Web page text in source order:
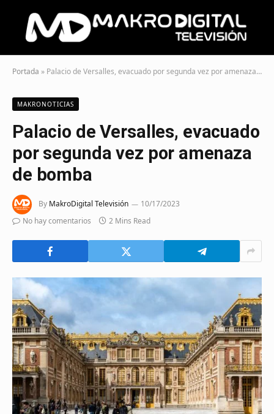
Portada » Palacio de Versalles, evacuado por segunda vez por amenaza de bomba
MAKRONOTICIAS
Palacio de Versalles, evacuado
por segunda vez por amenaza
de bomba
By MakroDigital Televisión
10/17/2023
No hay comentarios
2 Mins Read